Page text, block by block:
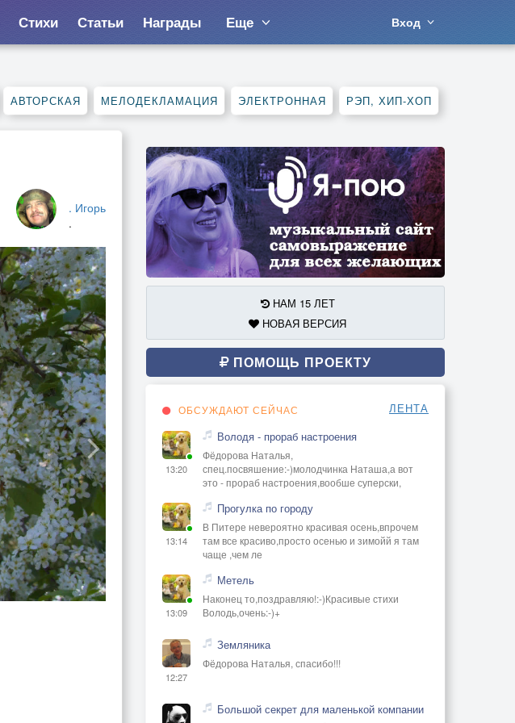
Стихи Статьи Награды Еще Вход
АВТОРСКАЯ МЕЛОДЕКЛАМАЦИЯ ЭЛЕКТРОННАЯ РЭП, ХИП-ХОП
. Игорь
.
НАМ 15 ЛЕТ
НОВАЯ ВЕРСИЯ
ПОМОЩЬ ПРОЕКТУ
ОБСУЖДАЮТ СЕЙЧАС ЛЕНТА
13:20
Володя - прораб настроения
Фёдорова Наталья,
спец.посвяшение:-)молодчинка Наташа,а вот
это - прораб настроения,вообше суперски,
13:14
Прогулка по городу
В Питере невероятно красивая осень,впрочем
там все красиво,просто осенью и зимойй я там
чаще ,чем ле
13:09
Метель
Наконец то,поздравляю!:-)Красивые стихи
Володь,очень:-)+
12:27
Земляника
Фёдорова Наталья, спасибо!!!
Большой секрет для маленькой компании